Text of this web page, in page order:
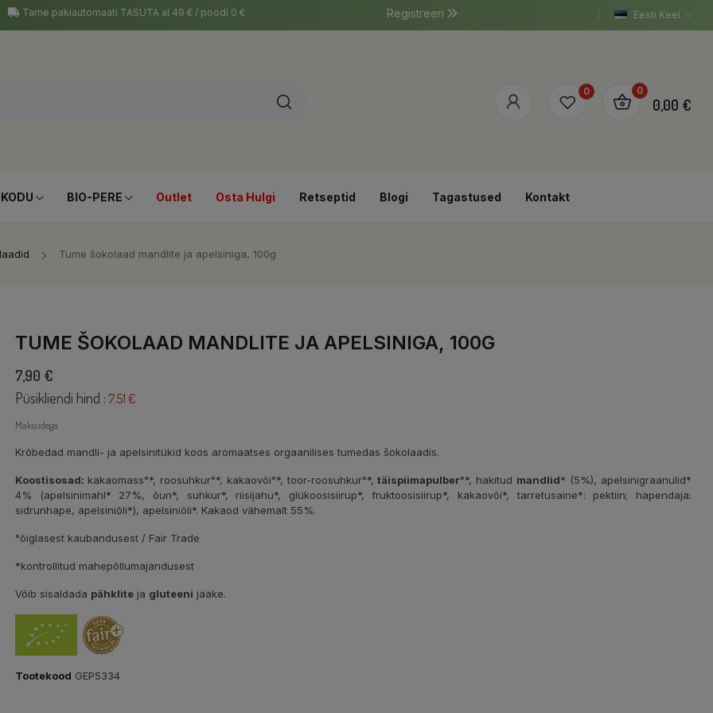
Tarne pakiautomaati TASUTA al 49 € / poodi 0 € Eesti Keel
Registreeri
0 0
0,00 €
BIO-PERE Outlet Osta Hulgi Retseptid Blogi Tagastused Kontakt
Tume šokolaad mandlite ja apelsiniga, 100g
TUME ŠOKOLAAD MANDLITE JA APELSINIGA, 100G
7,90 €
Püsikliendi hind : 7.51 €
Maksudega
Krõbedad mandli- ja apelsinitükid koos aromaatses orgaanilises tumedas šokolaadis.
Koostisosad: kakaomass°*, roosuhkur°*, kakaovõi°*, toor-roosuhkur°*,täispiimapulber°*, hakitud mandlid* (5%), apelsinigraanulid*
4% (apelsinimahl* 27%, õun*, suhkur*, riisijahu*, glükoosisiirup*, fruktoosisiirup*, kakaovõi*, tarretusaine*: pektiin; hapendaja:
sidrunhape, apelsiniõli*), apelsiniõli*. Kakaod vähemalt 55%.
°õiglasest kaubandusest / Fair Trade
*kontrollitud mahepõllumajandusest
Võib sisaldada pähkliteja gluteeni jääke.
Tootekood GEP5334